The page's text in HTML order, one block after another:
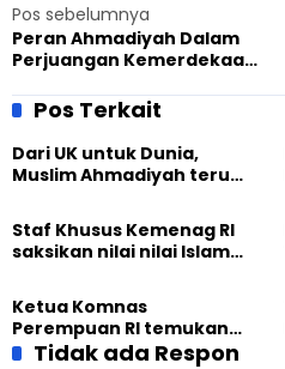
Pos sebelumnya
Peran Ahmadiyah Dalam
Perjuangan Kemerdekaan
Seminar Nasional
Pos Terkait
Dari UK untuk Dunia,
Muslim Ahmadiyah terus
Kemanusiaan Global
Staf Khusus Kemenag RI
saksikan nilai nilai Islam
Ahmadiyah UK 2026
Ketua Komnas
Perempuan RI temukan
optimisme
Tidak ada Respon